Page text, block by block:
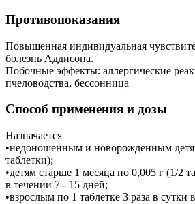
Противопоказания
Повышенная индивидуальная
болезнь Аддисона.
Побочные эффекты: аллергические
пчеловодства, бессонница
Способ применения и дозы
Назначается
•недоношенным и новорожденным
таблетки);
•детям старше 1 месяца по 0,005 г (1/2
в течении 7 - 15 дней;
•взрослым по 1 таблетке 3 раза в сутки